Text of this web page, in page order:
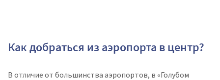
Как добраться из аэропорта в центр?​
В отличие от большинства аэропортов, в «Голубом